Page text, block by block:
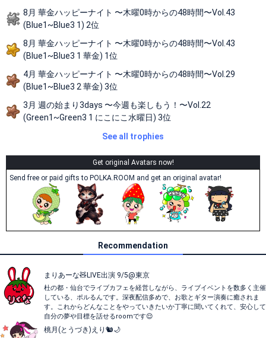
8月 華金ハッピーナイト 〜木曜0時からの48時間〜Vol.43
(Blue1~Blue3 1) 2位
8月 華金ハッピーナイト 〜木曜0時からの48時間〜Vol.43
(Blue1~Blue3 1 華金) 1位
4月 華金ハッピーナイト 〜木曜0時からの48時間〜Vol.29
(Blue1~Blue3 2 華金) 3位
3月 週の始まり3days 〜今週も楽しもう！〜Vol.22
(Green1~Green3 1 にこにこ水曜日) 3位
See all trophies
Get original Avatars now!
Send free or paid gifts to POLKA.ROOM and get an original avatar!
Recommendation
まりあーな🧸LIVE出演 9/5@東京
杜の都・仙台でライブカフェを経営しながら、ライブイベントを数多く主催
している、ポルるんです。深夜配信多めで、お歌とギター演奏に癒されま
す。これからどんなことをやっていきたいか丁寧に聞いてくれて、安心して
自分の夢や目標を話せるroomです😌
桃月(とうづき)えり🐿️🌙